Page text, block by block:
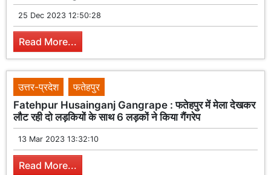
25 Dec 2023 12:50:28
Read More...
उत्तर-प्रदेश
फतेहपुर
Fatehpur Husainganj Gangrape : फतेहपुर में मेला देखकर
लौट रही दो लड़कियों के साथ 6 लड़कों ने किया गैंगरेप
13 Mar 2023 13:32:10
Read More...